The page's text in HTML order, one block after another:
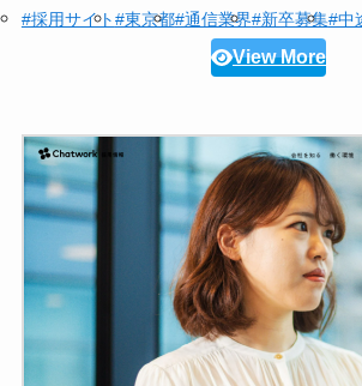
#採用サイト#東京都#通信業界#新卒募集#中
View More